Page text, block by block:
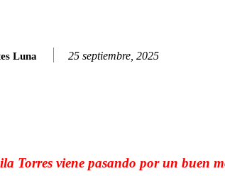
Luna 25 septiembre, 2025
Torres viene pasando por un buen